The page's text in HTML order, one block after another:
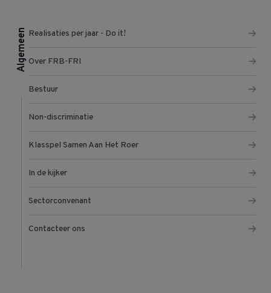
Algemeen Realisaties per jaar - Do it!
Over FRB-FRI
Bestuur
Non-discriminatie
Klasspel Samen Aan Het Roer
In de kijker
Sectorconvenant
Contacteer ons